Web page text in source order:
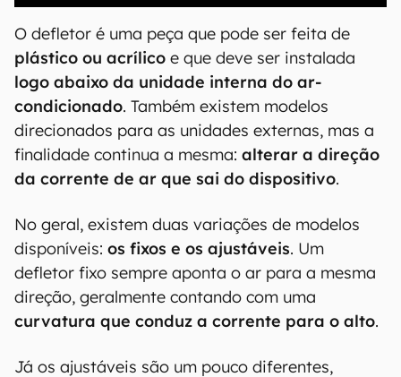
O defletor é uma peça que pode ser feita de
plástico ou acrílico e que deve ser instalada
logo abaixo da unidade interna do ar-
condicionado. Também existem modelos
direcionados para as unidades externas, mas a
finalidade continua a mesma: alterar a direção
da corrente de ar que sai do dispositivo.
No geral, existem duas variações de modelos
disponíveis: os fixos e os ajustáveis. Um
defletor fixo sempre aponta o ar para a mesma
direção, geralmente contando com uma
curvatura que conduz a corrente para o alto.
Já os ajustáveis são um pouco diferentes,